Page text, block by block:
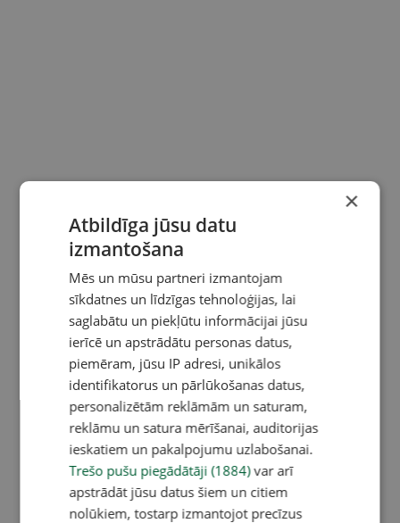
×
Atbildīga jūsu datu
izmantošana
Mēs un mūsu partneri izmantojam
sīkdatnes un līdzīgas tehnoloģijas, lai
saglabātu un piekļūtu informācijai jūsu
ierīcē un apstrādātu personas datus,
piemēram, jūsu IP adresi, unikālos
identifikatorus un pārlūkošanas datus,
personalizētām reklāmām un saturam,
reklāmu un satura mērīšanai, auditorijas
ieskatiem un pakalpojumu uzlabošanai.
Trešo pušu piegādātāji (1884)var arī
apstrādāt jūsu datus šiem un citiem
nolūkiem, tostarp izmantojot precīzus